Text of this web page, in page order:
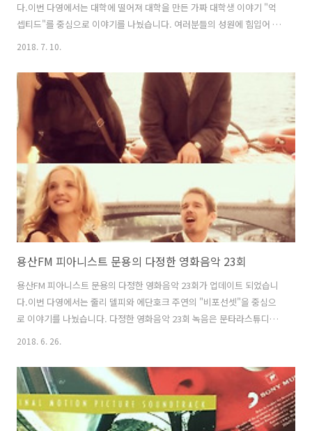
다.이번 다영에서는 대학에 떨어져 대학을 만든 가짜 대학생 이야기 "억
셉티드"를 중심으로 이야기를 나눴습니다. 여러분들의 성원에 힘입어 피
다영이 1주년을 맞았습니다!특별 게스트로 용산FM의 마스코트 기술을
트 문용의 다정한 영화음악 24회를 들어보시기 바랍니다.댓글과 좋아요
는 커다란 힘이 됩니다 :) 팟티:
https://www.podty.me/episode/14229934팟빵:
http://www.podbbang.com/ch/7604?e=22650837
2018. 7. 10.
용산FM 피아니스트 문용의 다정한 영화음악 23회
용산FM 피아니스트 문용의 다정한 영화음악 23회가 업데이트 되었습니
다.이번 다영에서는 줄리 델피와 에단호크 주연의 "비포선셋"을 중심으
로 이야기를 나눴습니다. 다정한 영화음악 23회 녹음은 문타라스튜디오
에서 이뤄졌으며게스트로는 본명을 밝히길 꺼리는 '용광로맨'이라는 분
23회를 들어보시기 바랍니다.댓글과 좋아요는 커다란 힘이 됩니다 :) 팟
티: https://www.podty.me/episode/14229933팟빵:
http://www.podbbang.com/ch/7604?e=22638785
2018. 6. 26.